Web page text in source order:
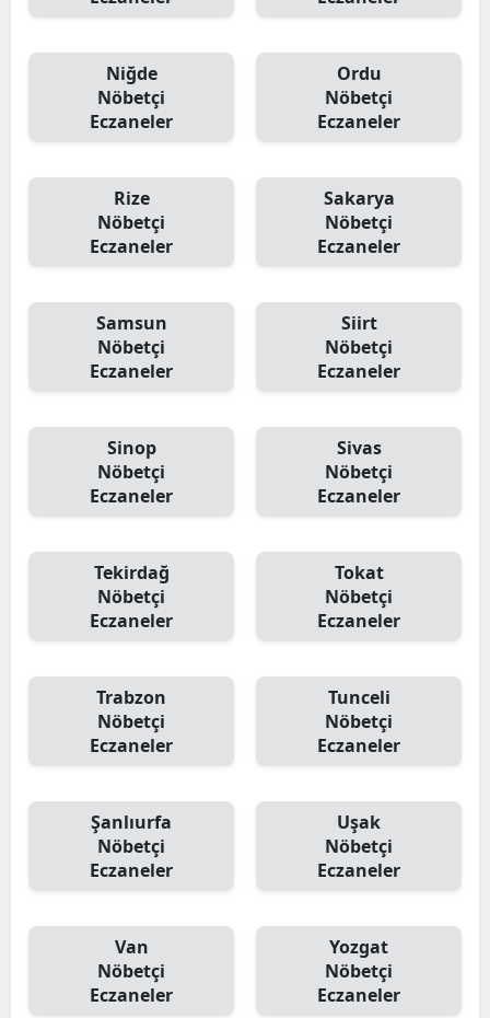
Niğde
Nöbetçi
Eczaneler
Ordu
Nöbetçi
Eczaneler
Rize
Nöbetçi
Eczaneler
Sakarya
Nöbetçi
Eczaneler
Samsun
Nöbetçi
Eczaneler
Siirt
Nöbetçi
Eczaneler
Sinop
Nöbetçi
Eczaneler
Sivas
Nöbetçi
Eczaneler
Tekirdağ
Nöbetçi
Eczaneler
Tokat
Nöbetçi
Eczaneler
Trabzon
Nöbetçi
Eczaneler
Tunceli
Nöbetçi
Eczaneler
Şanlıurfa
Nöbetçi
Eczaneler
Uşak
Nöbetçi
Eczaneler
Van
Nöbetçi
Eczaneler
Yozgat
Nöbetçi
Eczaneler